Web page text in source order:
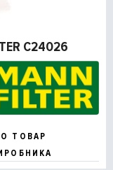
C24026
ТОВАР